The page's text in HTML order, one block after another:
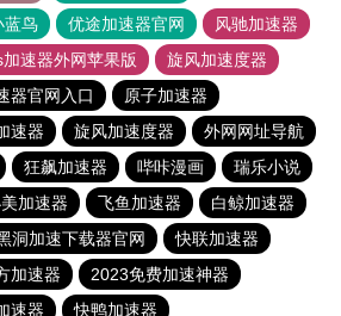
蓝鸟 优途加速器官网
风驰加速器
速器外网苹果版
旋风加速度器
器官网入口
原子加速器
速器 旋风加速度器
外网网址导航
狂飙加速器 哔咔漫画
瑞乐小说
加速器 飞鱼加速器
白鲸加速器
洞加速下载器官网
快联加速器
加速器
2023免费加速神器
速器
快鸭加速器